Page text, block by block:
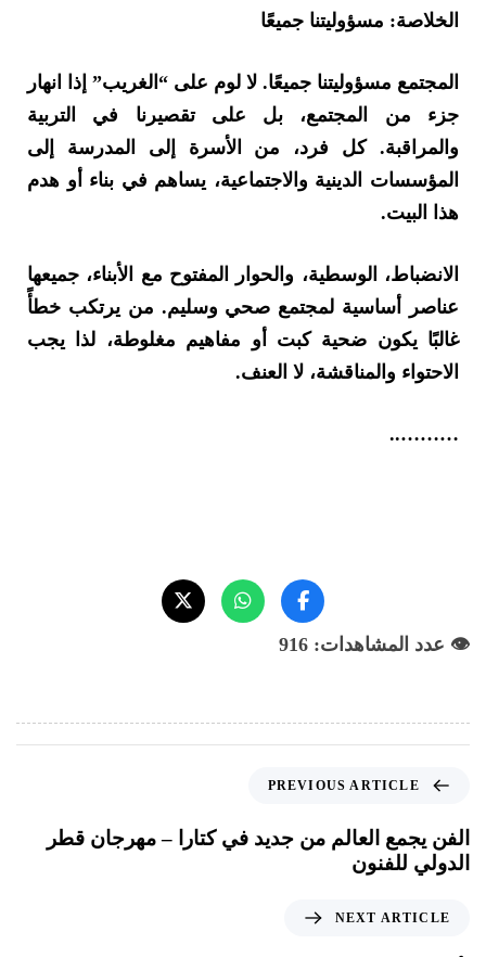
الخلاصة: مسؤوليتنا جميعًا
المجتمع مسؤوليتنا جميعًا. لا لوم على “الغريب” إذا انهار
جزء من المجتمع، بل على تقصيرنا في التربية
والمراقبة. كل فرد، من الأسرة إلى المدرسة إلى
المؤسسات الدينية والاجتماعية، يساهم في بناء أو هدم
هذا البيت.
الانضباط، الوسطية، والحوار المفتوح مع الأبناء، جميعها
عناصر أساسية لمجتمع صحي وسليم. من يرتكب خطأً
غالبًا يكون ضحية كبت أو مفاهيم مغلوطة، لذا يجب
الاحتواء والمناقشة، لا العنف.
………..
👁️ عدد المشاهدات: 916
PREVIOUS ARTICLE
الفن يجمع العالم من جديد في كتارا – مهرجان قطر
الدولي للفنون
NEXT ARTICLE